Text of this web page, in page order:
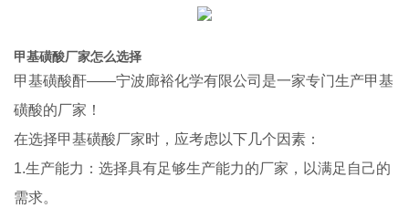
甲基磺酸厂家怎么选择
甲基磺酸酐——宁波廊裕化学有限公司是一家专门生产甲基
磺酸的厂家！
在选择甲基磺酸厂家时，应考虑以下几个因素：
1.生产能力：选择具有足够生产能力的厂家，以满足自己的
需求。